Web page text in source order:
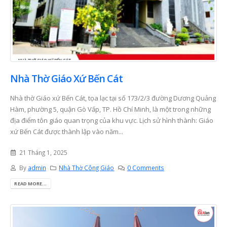
Nhà Thờ Giáo Xứ Bến Cát
Nhà thờ Giáo xứ Bến Cát, tọa lạc tại số 173/2/3 đường Dương Quảng
Hàm, phường 5, quận Gò Vấp, TP. Hồ Chí Minh, là một trong những
địa điểm tôn giáo quan trọng của khu vực. Lịch sử hình thành: Giáo
xứ Bến Cát được thành lập vào năm...
21 Tháng 1, 2025
By admin Nhà Thờ Công Giáo 0 Comments
READ MORE...